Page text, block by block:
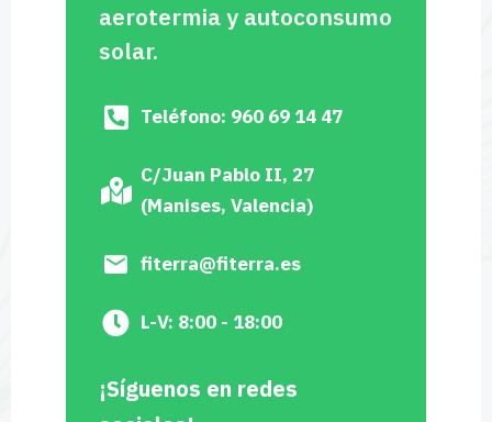
aerotermia y autoconsumo
solar.
Teléfono: 960 69 14 47
C/Juan Pablo II, 27
(Manises, Valencia)
fiterra@fiterra.es
L-V: 8:00 - 18:00
¡Síguenos en redes